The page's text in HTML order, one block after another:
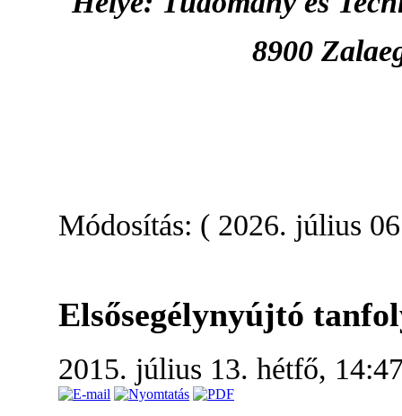
8900
Módosítás: ( 2026. július
Elsősegélynyújtó
2015. július 13. hétfő,